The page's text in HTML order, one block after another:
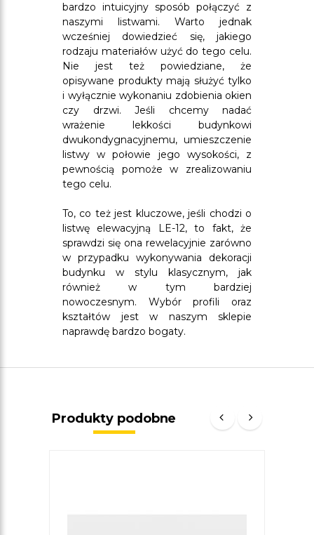
bardzo intuicyjny sposób połączyć z
naszymi listwami. Warto jednak
wcześniej dowiedzieć się, jakiego
rodzaju materiałów użyć do tego celu.
Nie jest też powiedziane, że
opisywane produkty mają służyć tylko
i wyłącznie wykonaniu zdobienia okien
czy drzwi. Jeśli chcemy nadać
wrażenie lekkości budynkowi
dwukondygnacyjnemu, umieszczenie
listwy w połowie jego wysokości, z
pewnością pomoże w zrealizowaniu
tego celu.
To, co też jest kluczowe, jeśli chodzi o
listwę elewacyjną LE-12, to fakt, że
sprawdzi się ona rewelacyjnie zarówno
w przypadku wykonywania dekoracji
budynku w stylu klasycznym, jak
również w tym bardziej
nowoczesnym. Wybór profili oraz
kształtów jest w naszym sklepie
naprawdę bardzo bogaty.
Produkty podobne